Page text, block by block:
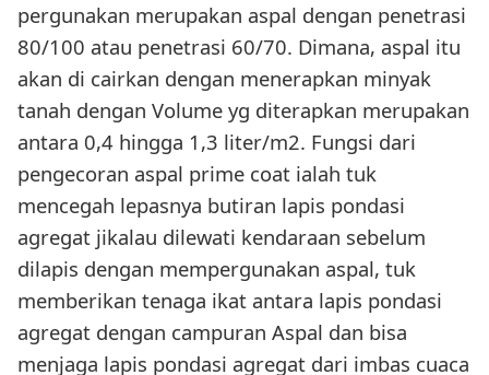
pergunakan merupakan aspal dengan penetrasi
80/100 atau penetrasi 60/70. Dimana, aspal itu
akan di cairkan dengan menerapkan minyak
tanah dengan Volume yg diterapkan merupakan
antara 0,4 hingga 1,3 liter/m2. Fungsi dari
pengecoran aspal prime coat ialah tuk
mencegah lepasnya butiran lapis pondasi
agregat jikalau dilewati kendaraan sebelum
dilapis dengan mempergunakan aspal, tuk
memberikan tenaga ikat antara lapis pondasi
agregat dengan campuran Aspal dan bisa
menjaga lapis pondasi agregat dari imbas cuaca